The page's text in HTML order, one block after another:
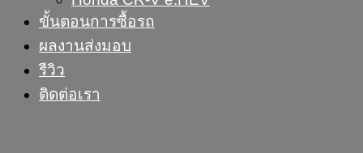
ขั้นตอนการซื้อรถ
ผลงานส่งมอบ
รีวิว
ติดต่อเรา